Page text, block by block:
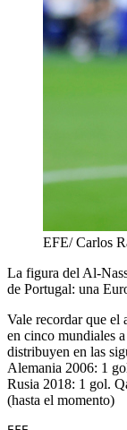
EFE/ Carlos
La figura del Al-
de Portugal: una
Vale recordar que el
en cinco mundiales
distribuyen en las
Alemania 2006: 1
Rusia 2018: 1 gol.
(hasta el momento)